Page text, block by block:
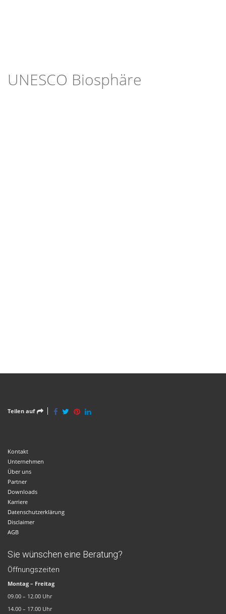
UNESCO Biosphäre
Teilen auf
Kontakt
Unternehmen
Über uns
Partner
Downloads
Karriere
Datenschutzerklärung
Disclaimer
AGB
Sie wünschen eine Beratung?
Öffnungszeiten
Montag – Freitag
09.00 – 12.00 Uhr
14.00 – 17.00 Uhr